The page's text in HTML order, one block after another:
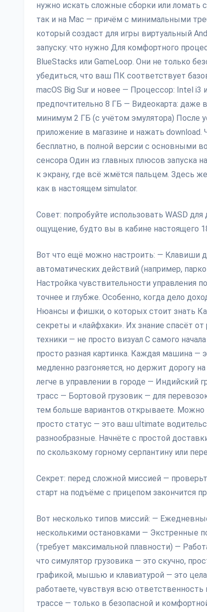
нужно искать сложные сборки или ломать
так и на Mac — причём с минимальными
который создаст для игры виртуальный
запуску: что нужно Для комфортного
BlueStacks или GameLoop. Они не только
убедиться, что ваш ПК соответствует
macOS Big Sur и новее — Процессор: Intel i3
предпочтительно 8 ГБ — Видеокарта: даже
минимум 2 ГБ (с учётом эмулятора) После
приложение в магазине и нажать
бесплатно, в полной версии с основными
сенсора Один из главных плюсов запуска
к экрану, где всё жмётся пальцем. Здесь
как в настоящем simulator.
Совет: попробуйте использовать WASD
ощущение, будто вы в кабине настоящего
Вот что ещё можно настроить: — Клавиши
автоматических действий (например,
Настройка чувствительности управления
точнее и глубже. Особенно, когда дело
Нюансы и фишки, о которых стоит знать
секреты и «лайфхаки». Их знание спасёт
техники — не просто визуал С самого
просто разная картинка. Каждая машина
медленно разгоняется, но держит дорогу
легче в управлении в городе — Индийский
трасс — Бортовой грузовик — для
тем больше вариантов открываете. Можно
просто статус — это ваш ultimate
разнообразные. Начнёте с простой
по скользкому горному серпантину или
Секрет: перед сложной миссией —
старт на подъёме с прицепом закончится
Вот несколько типов миссий: —
несколькими остановками — Экстренные
(требует максимальной плавности) —
что симулятор грузовика — это скучно,
графикой, мышью и клавиатурой — это
работаете, чувствуя всю
трассе — только в безопасной и